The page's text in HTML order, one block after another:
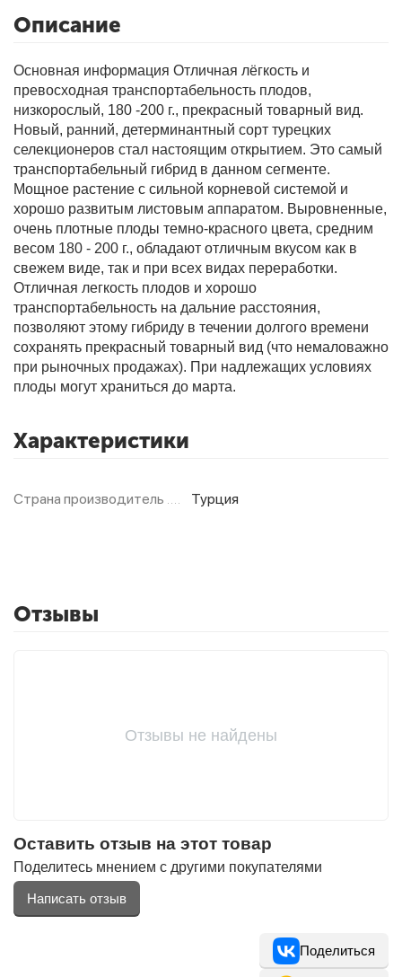
Фитолампы
Описание
Основная информация Отличная лёгкость и
превосходная транспортабельность плодов,
низкорослый, 180 -200 г., прекрасный товарный вид.
Новый, ранний, детерминантный сорт турецких
селекционеров стал настоящим открытием. Это самый
транспортабельный гибрид в данном сегменте.
Мощное растение с сильной корневой системой и
хорошо развитым листовым аппаратом. Выровненные,
очень плотные плоды темно-красного цвета, средним
весом 180 - 200 г., обладают отличным вкусом как в
свежем виде, так и при всех видах переработки.
Отличная легкость плодов и хорошо
транспортабельность на дальние расстояния,
позволяют этому гибриду в течении долгого времени
сохранять прекрасный товарный вид (что немаловажно
при рыночных продажах). При надлежащих условиях
плоды могут храниться до марта.
Характеристики
Страна производитель Турция
Отзывы
Отзывы не найдены
Оставить отзыв на этот товар
Поделитесь мнением с другими покупателями
Написать отзыв
Поделиться